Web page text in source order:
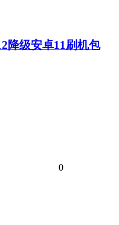
降级安卓11刷机包
0